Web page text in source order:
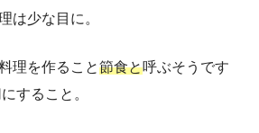
は少な目に。
理を作ること節食と呼ぶそうです
すること。